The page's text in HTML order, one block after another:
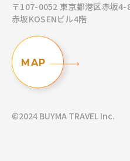
〒107-0052 東京都港区赤坂4-
赤坂KOSENビル4階
MAP
©2024 BUYMA TRAVEL Inc.